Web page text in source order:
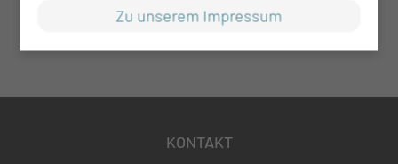
KONTAKT
Zu unserem Impressum